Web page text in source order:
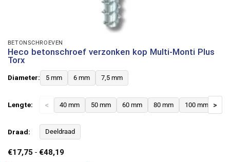
BETONSCHROEVEN
Heco betonschroef verzonken kop Multi-Monti Plus
Torx
Diameter: 5 mm 6 mm 7,5 mm
Lengte: < 40 mm 50 mm 60 mm 80 mm 100 mm >
Draad: Deeldraad
€17,75 - €48,19Prijsklasse: